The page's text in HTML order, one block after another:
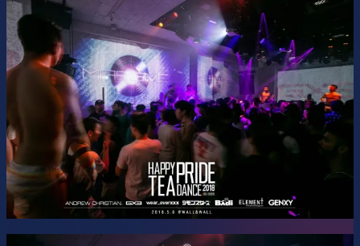
iNASE / KAWATA
Queens:
Bloody・Xi2 / Cerestia Grown / Kira Kira / Marrage /
MIA Scandals / RUI・BITON (類・美豚)
Gogos:
ATS / Chan / Dio / HIDE / Honoka Yamasaki / ichiro /
KENCHANA / LOVELI / LUM / NAO / RICO / Rose / RYoTA